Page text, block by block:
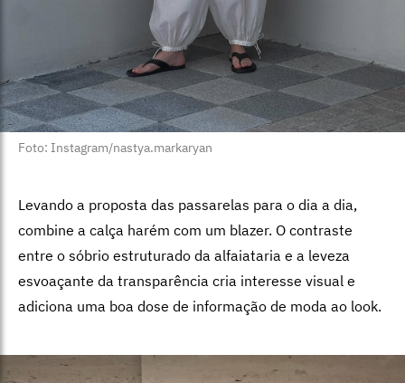
Foto: Instagram/nastya.markaryan
Levando a proposta das passarelas para o dia a dia,
combine a calça harém com um blazer. O contraste
entre o sóbrio estruturado da alfaiataria e a leveza
esvoaçante da transparência cria interesse visual e
adiciona uma boa dose de informação de moda ao look.